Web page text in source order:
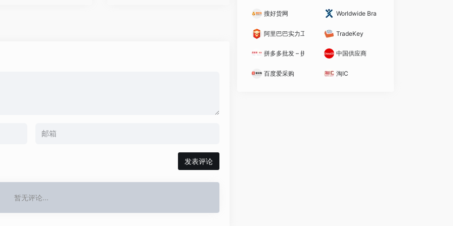
发表评论
暂无评论...
搜好货网 Worldwide Brands
阿里巴巴实力工厂 TradeKey
拼多多批发 – 拼多多官方采购批发平台
中国供应商
百度爱采购 淘IC